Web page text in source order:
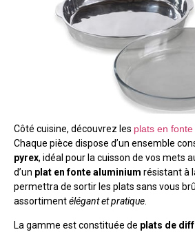
Côté cuisine, découvrez les plats en
Chaque pièce dispose d’un ensemble
pyrex, idéal pour la cuisson de vos mets
d’un plat en fonte aluminium résistant à
permettra de sortir les plats sans vous
assortimentélégant et pratique
La gamme est constituée de plats de